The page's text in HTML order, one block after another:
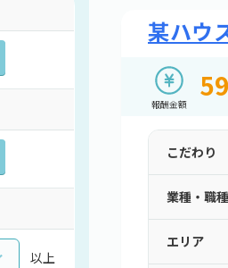
以上
某ハウ
報酬金額
こだわり
業種・職種
エリア